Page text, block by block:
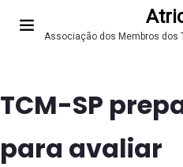
Associação dos Membros dos
TCM-SP
para avaliar